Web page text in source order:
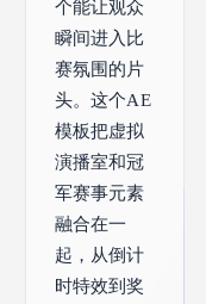
个能让观众
瞬间进入比
赛氛围的片
头。这个AE
模板把虚拟
演播室和冠
军赛事元素
融合在一
起，从倒计
时特效到奖